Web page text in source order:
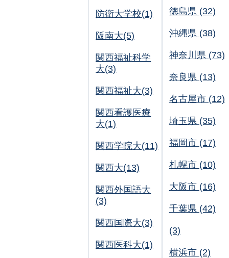
防衛大学校(1)
阪南大(5)
関西福祉科学
大(3)
関西福祉大(3)
関西看護医療
大(1)
関西学院大(11)
関西大(13)
関西外国語大
(3)
関西国際大(3)
関西医科大(1)
徳島県 (32)
沖縄県 (38)
神奈川県 (73)
奈良県 (13)
名古屋市 (12)
埼玉県 (35)
福岡市 (17)
札幌市 (10)
大阪市 (16)
千葉県 (42)
(3)
横浜市 (2)